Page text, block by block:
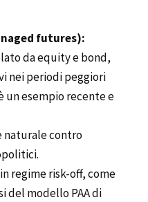
futures):
da equity e bond,
nei periodi peggiori
un esempio recente e
naturale contro
regime risk-off, come
del modello PAA di